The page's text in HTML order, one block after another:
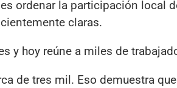
ordenar la participación local
claras.
y hoy reúne a miles de
de tres mil. Eso demuestra